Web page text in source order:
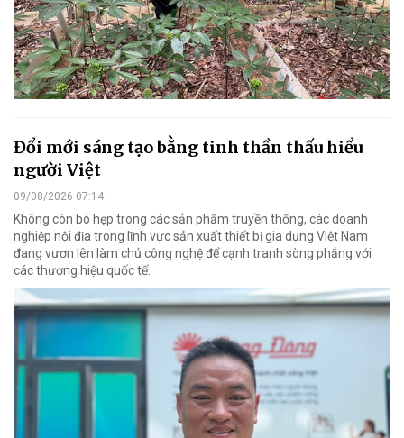
Đổi mới sáng tạo bằng tinh thần thấu hiểu
người Việt
09/08/2026 07:14
Không còn bó hẹp trong các sản phẩm truyền thống, các doanh
nghiệp nội địa trong lĩnh vực sản xuất thiết bị gia dụng Việt Nam
đang vươn lên làm chủ công nghệ để cạnh tranh sòng phẳng với
các thương hiệu quốc tế.